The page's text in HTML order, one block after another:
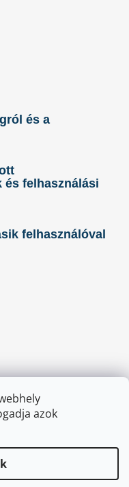
azok
és a
és felhasználási
felhasználóval